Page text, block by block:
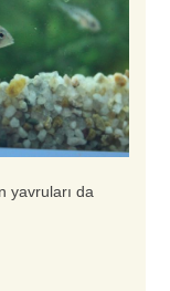
yavruları da